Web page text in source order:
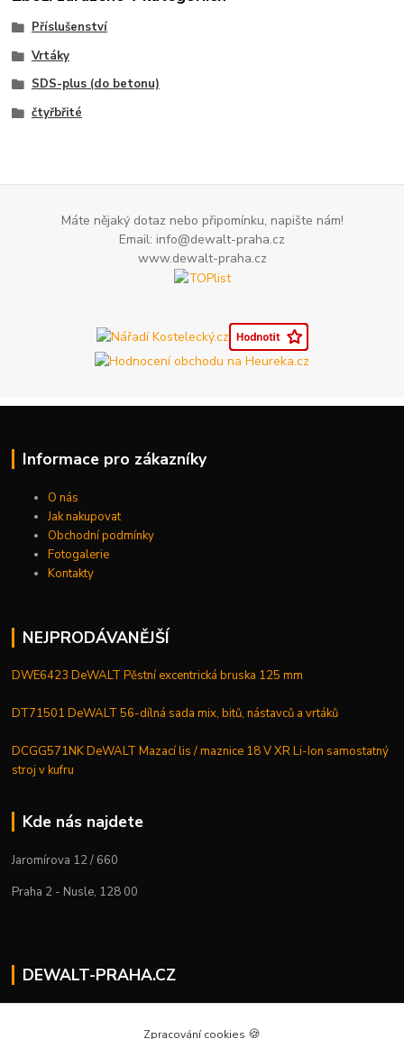
Příslušenství
Vrtáky
SDS-plus (do betonu)
čtyřbřité
Máte nějaký dotaz nebo připomínku, napište nám!
Email: info@dewalt-praha.cz
www.dewalt-praha.cz
Informace pro zákazníky
O nás
Jak nakupovat
Obchodní podmínky
Fotogalerie
Kontakty
NEJPRODÁVANĚJŠÍ
DWE6423 DeWALT Pěstní excentrická bruska 125 mm
DT71501 DeWALT 56-dílná sada mix, bitů, nástavců a vrtáků
DCGG571NK DeWALT Mazací lis / maznice 18 V XR Li-Ion samostatný
stroj v kufru
Kde nás najdete
Jaromírova 12 / 660
Praha 2 - Nusle, 128 00
DEWALT-PRAHA.CZ
+420 224 936 535
Zpracování cookies 🍪